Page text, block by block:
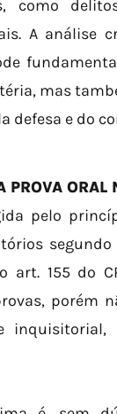
como
A análise
mas
defesa e do
ORAL
pelo
segundo
o art. 155 do
porém
inquisitorial,